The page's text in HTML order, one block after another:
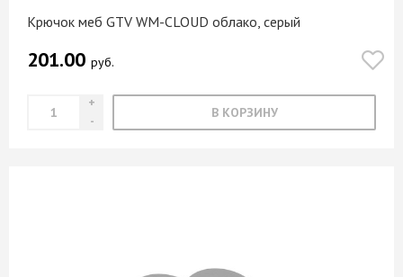
Крючок меб GTV WM-CLOUD облако, серый
201.00 руб.
В КОРЗИНУ